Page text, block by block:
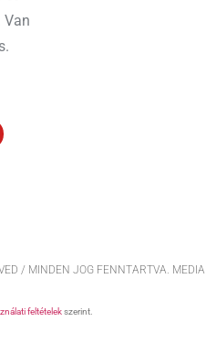
Van
/ MINDEN JOG FENNTARTVA.
feltételekszerint.